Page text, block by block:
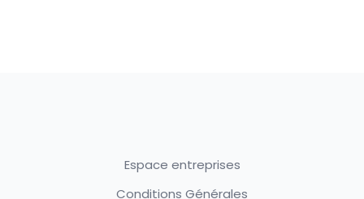
Espace entreprises
Conditions Générales